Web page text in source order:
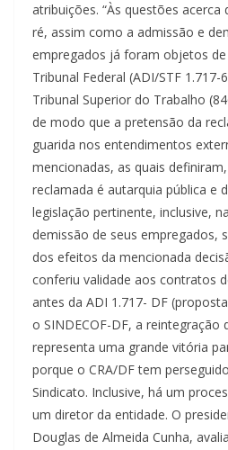
atribuições. “Às questões acerca
ré, assim como a admissão e
empregados já foram objetos
Tribunal Federal (ADI/STF
Tribunal Superior do Trabalho
de modo que a pretensão da
guarida nos entendimentos
mencionadas, as quais
reclamada é autarquia pública e
legislação pertinente, inclusive,
demissão de seus empregados,
dos efeitos da mencionada
conferiu validade aos contratos
antes da ADI 1.717- DF
o SINDECOF-DF, a reintegração
representa uma grande vitória
porque o CRA/DF tem
Sindicato. Inclusive, há um
um diretor da entidade. O
Douglas de Almeida Cunha,